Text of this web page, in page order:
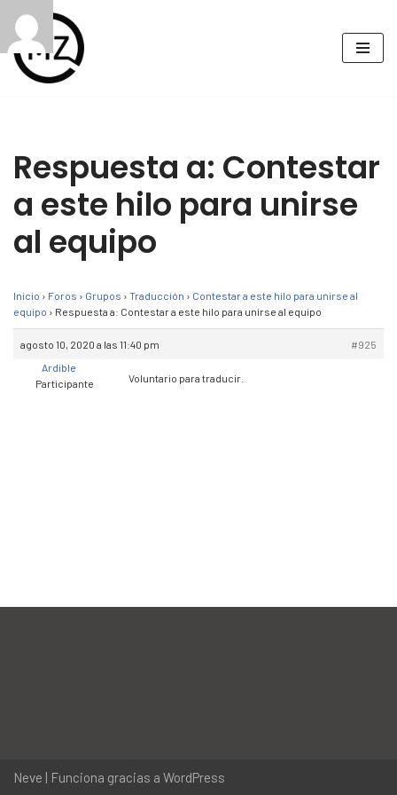
Saltar
al
Respuesta a: Contestar
a este hilo para unirse
al equipo
Inicio › Foros › Grupos › Traducción › Contestar a este hilo para unirse al
equipo › Respuesta a: Contestar a este hilo para unirse al equipo
agosto 10, 2020 a las 11:40 pm
#925
Ardible
Participante
Voluntario para traducir.
Neve | Funciona gracias a WordPress